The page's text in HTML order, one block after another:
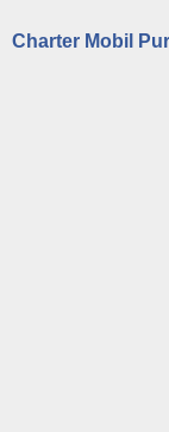
Charter Mobil